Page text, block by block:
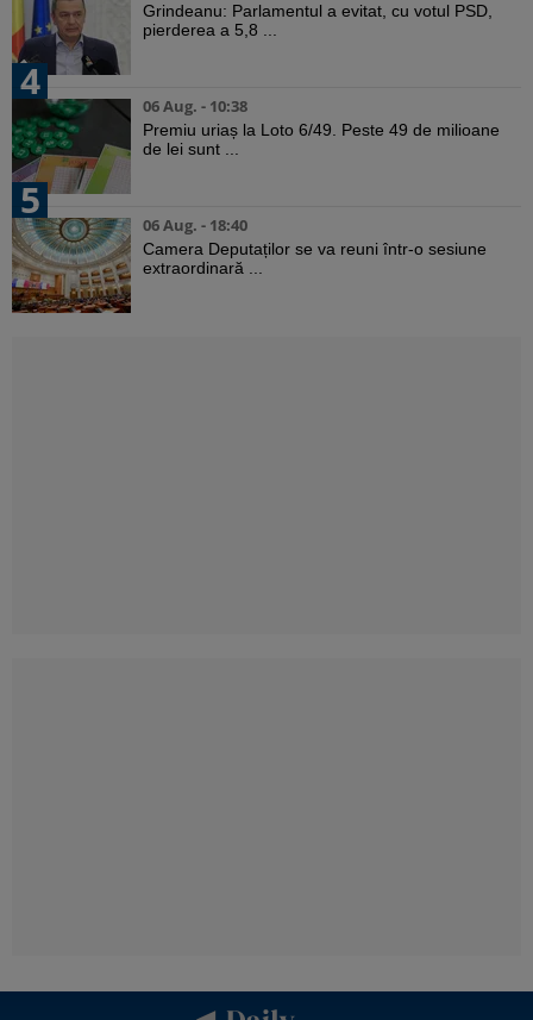
Grindeanu: Parlamentul a evitat, cu votul PSD,
pierderea a 5,8 ...
4
06 Aug. - 10:38
Premiu uriaș la Loto 6/49. Peste 49 de milioane
de lei sunt ...
5
06 Aug. - 18:40
Camera Deputaților se va reuni într-o sesiune
extraordinară ...